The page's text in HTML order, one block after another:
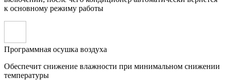
к основному режиму работы
Программная осушка воздуха
Обеспечит снижение влажности при минимальном снижении
температуры